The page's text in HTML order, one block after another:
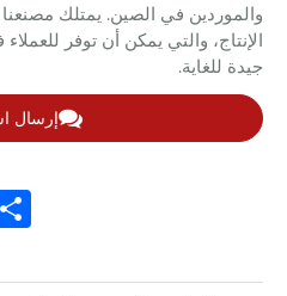
والموردين في الصين. يمتلك
الإنتاج، والتي يمكن أن توفر
جيدة للغاية.
إرسال